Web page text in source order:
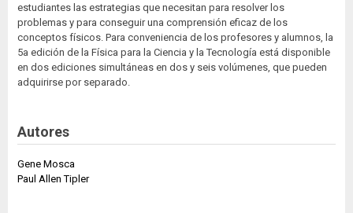
estudiantes las estrategias que necesitan para resolver los
problemas y para conseguir una comprensión eficaz de los
conceptos físicos. Para conveniencia de los profesores y alumnos, la
5a edición de la Física para la Ciencia y la Tecnología está disponible
en dos ediciones simultáneas en dos y seis volúmenes, que pueden
adquirirse por separado.
Autores
Gene Mosca
Paul Allen Tipler